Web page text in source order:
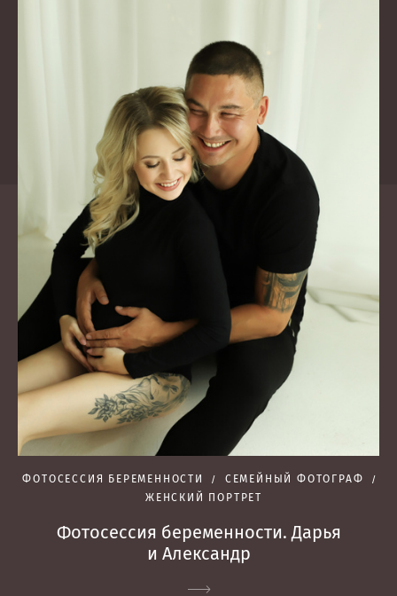
ФОТОСЕССИЯ БЕРЕМЕННОСТИ
СЕМЕЙНЫЙ ФОТОГРАФ
ЖЕНСКИЙ ПОРТРЕТ
Фотосессия беременности. Дарья
и Александр